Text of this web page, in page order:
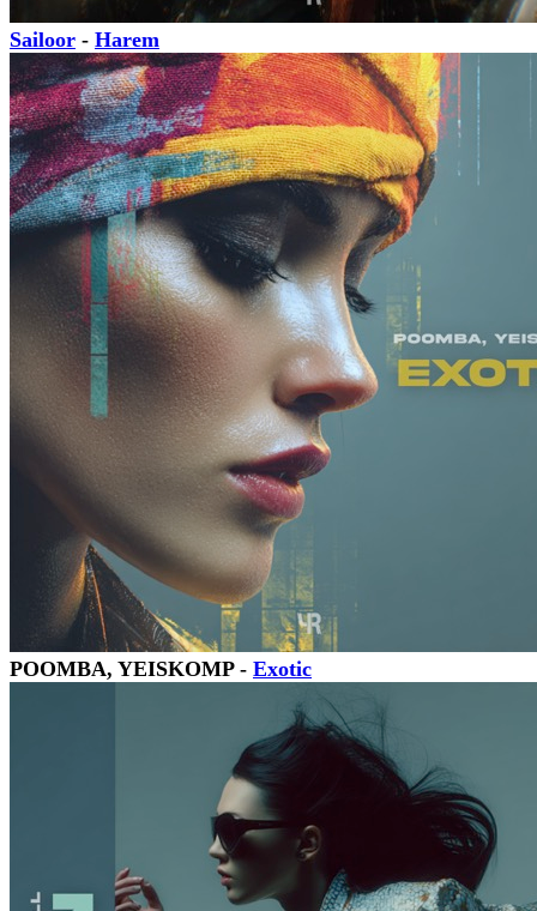
Sailoor - Harem
POOMBA, YEISKOMP - Exotic